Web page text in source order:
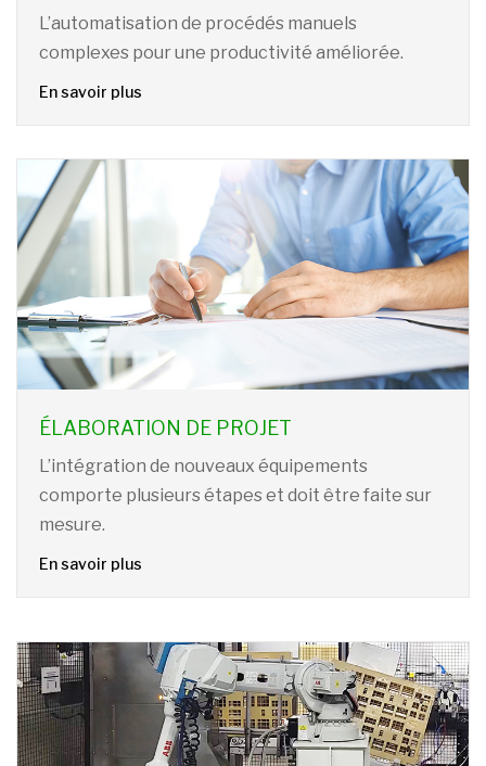
L’automatisation de procédés manuels
complexes pour une productivité améliorée.
En savoir plus
ÉLABORATION DE PROJET
L’intégration de nouveaux équipements
comporte plusieurs étapes et doit être faite sur
mesure.
En savoir plus